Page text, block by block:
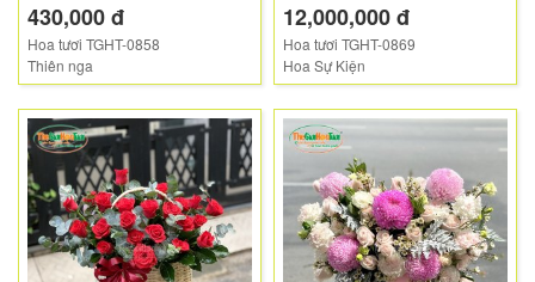
430,000 đ
Hoa tươi TGHT-0858
Thiên nga
12,000,000 đ
Hoa tươi TGHT-0869
Hoa Sự Kiện